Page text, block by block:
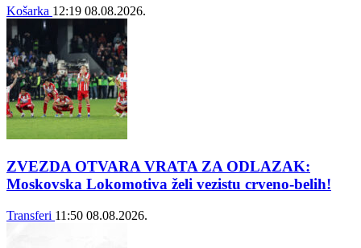
Košarka 12:19 08.08.2026.
ZVEZDA OTVARA VRATA ZA ODLAZAK:
Moskovska Lokomotiva želi vezistu crveno-belih!
Transferi 11:50 08.08.2026.